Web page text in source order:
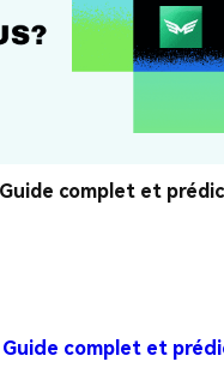
complet et
complet et